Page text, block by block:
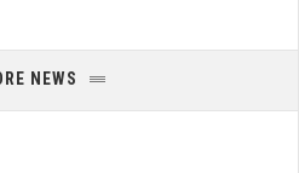
NEWS